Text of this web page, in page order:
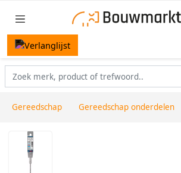
Gereedschap Gereedschap onderdelen